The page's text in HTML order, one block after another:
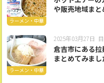
ラーメン・中華
や販売地域ま
ラーメン・中華
2025年03月27日
倉吉市にある
まとめてみまし